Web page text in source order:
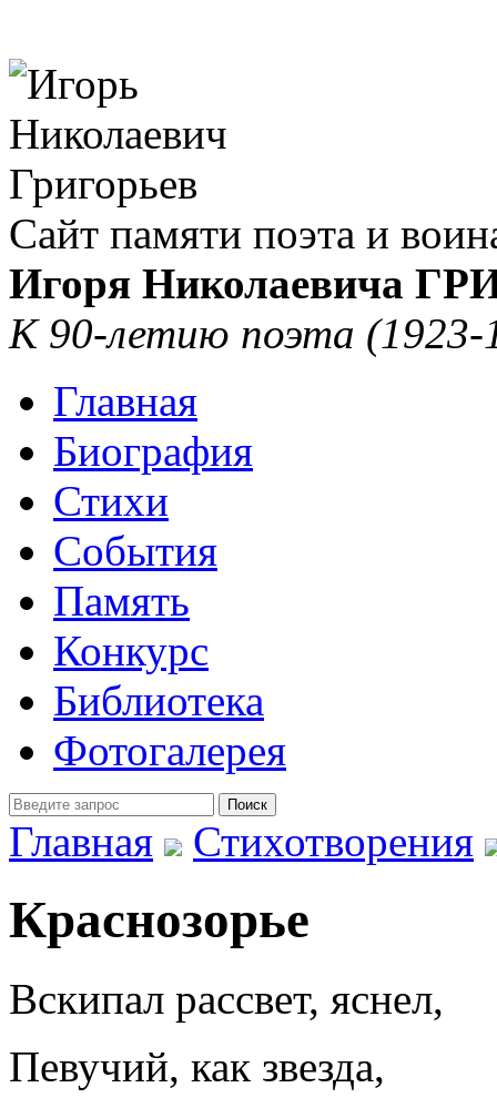
Сайт памяти поэта и
Игоря Николаевича
К 90-летию поэта (1923-
Главная
Биография
Стихи
События
Память
Конкурс
Библиотека
Фотогалерея
Главная
Стихотворения
Краснозорье
Вскипал рассвет, яснел,
Певучий, как звезда,